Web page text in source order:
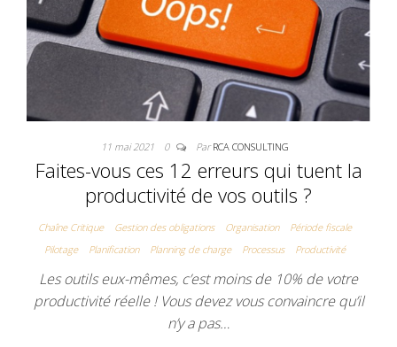
11 mai 2021 0 ParRCA CONSULTING
Faites-vous ces 12 erreurs qui tuent la
productivité de vos outils ?
Chaîne Critique Gestion des obligations Organisation
Période fiscale
Pilotage
Planification Planning de charge Processus Productivité
Les outils eux-mêmes, c’est moins de 10% de votre
productivité réelle ! Vous devez vous convaincre qu’il
n’y a pas…